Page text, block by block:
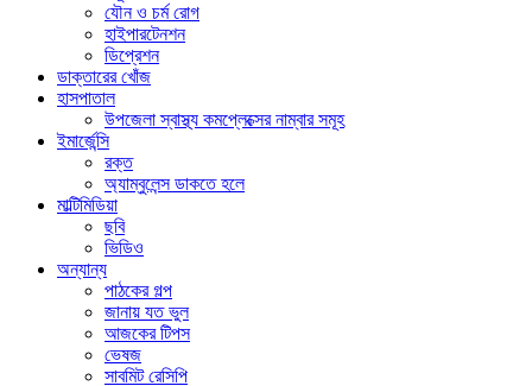
যৌন ও চর্ম রোগ
হাইপারটেনশন
ডিপ্রেশন
ডাক্তারের খোঁজ
হাসপাতাল
উপজেলা স্বাস্থ্য কমপ্লেক্সের নাম্বার সমূহ
ইমার্জেন্সি
রক্ত
অ্যাম্বুলেন্স ডাকতে হলে
মাল্টিমিডিয়া
ছবি
ভিডিও
অন্যান্য
পাঠকের গল্প
জানায় যত ভুল
আজকের টিপস
ভেষজ
সাবমিট রেসিপি